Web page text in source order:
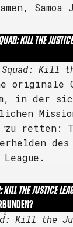
Samoa
KILL THE
Kill
originale
in der
zu retten:
des
THE JUSTICE
Kill the